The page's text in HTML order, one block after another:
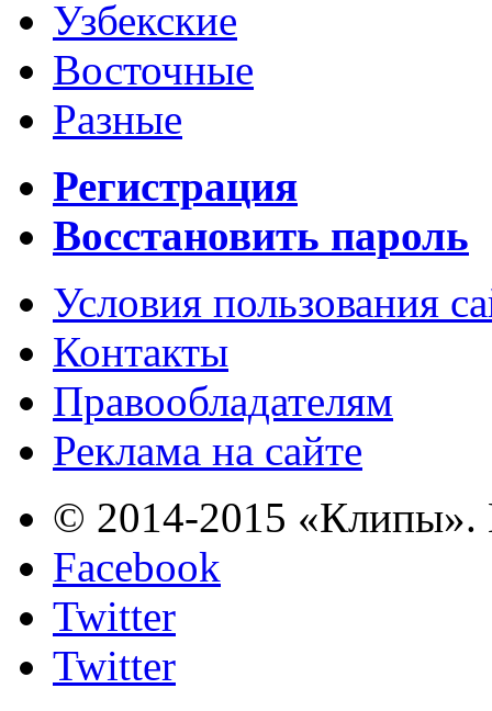
Узбекские
Восточные
Разные
Регистрация
Восстановить пароль
Условия пользования
Контакты
Правообладателям
Реклама на сайте
© 2014-2015 «Клипы».
Facebook
Twitter
Twitter